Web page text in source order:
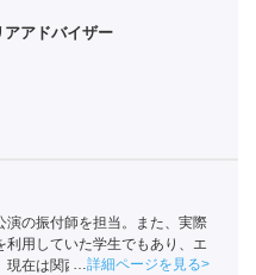
アアドバイザー
演の振付師を担当。また、実際
用していた学生でもあり、エ
現在は関西の学生への支援を中
詳細ページを見る